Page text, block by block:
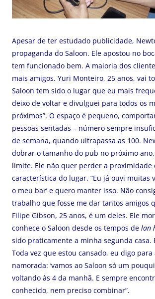
Apesar de ter estudado publicidade,
propaganda do Saloon. Ele apostou no
tem funcionado bem. A maioria dos
mais amigos. Yuri Monteiro, 25 anos, vai
Saloon tem sido o lugar que eu mais
deixo de voltar e divulguei para todos os
próximos”. O espaço é pequeno,
pessoas sentadas – número sempre
de semana, quando ultrapassa as 100.
dobrar o tamanho do pub no próximo
limite. Ele não quer perder a proximidade
característica do lugar. “Eu já ouvi muitas
o meu bar’ e quero manter isso. Não
trabalho que fosse me dar tantos amigos
Filipe Gibson, 25 anos, é um deles. Ele
conhece o Saloon desde os tempos de lan
sido praticamente a minha segunda casa.
Toda vez que estou cansado, eu digo para
namorada: ‘vamos ao Saloon só um
voltando às 4 da manhã. E sempre
conhecido, nem preciso combinar”.